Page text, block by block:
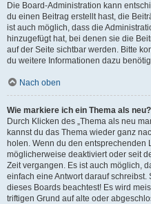
Die Board-Administration kann
du einen Beitrag erstellt hast, die
ist auch möglich, dass die
hinzugefügt hat, bei denen sie die
auf der Seite sichtbar werden. Bitte
du weitere Informationen dazu
Nach oben
Wie markiere ich ein Thema als neu?
Durch Klicken des „Thema als neu
kannst du das Thema wieder ganz
holen. Wenn du den entsprechenden
möglicherweise deaktiviert oder seit
Zeit vergangen. Es ist auch möglich,
einfach eine Antwort darauf
dieses Boards beachtest! Es wird
triftigen Grund auf alte oder